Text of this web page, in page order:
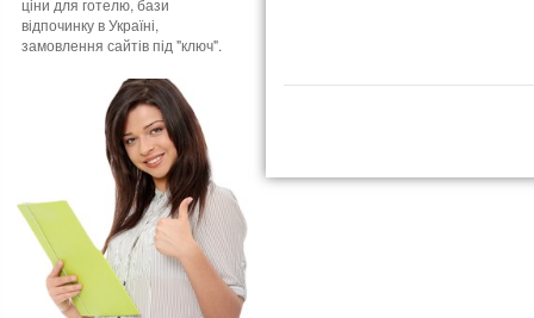
відпочинку в Україні,
замовлення сайтів під "ключ".